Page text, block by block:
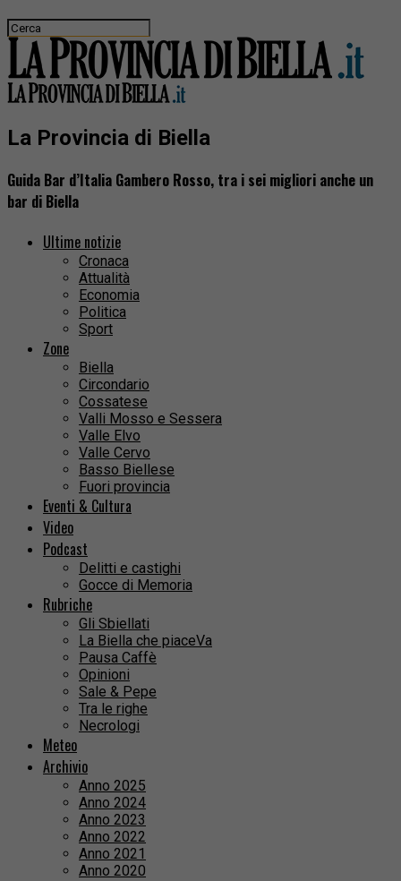
La Provincia di Biella
Guida Bar d’Italia Gambero Rosso, tra i sei migliori anche un
bar di Biella
Ultime notizie
Cronaca
Attualità
Economia
Politica
Sport
Zone
Biella
Circondario
Cossatese
Valli Mosso e Sessera
Valle Elvo
Valle Cervo
Basso Biellese
Fuori provincia
Eventi & Cultura
Video
Podcast
Delitti e castighi
Gocce di Memoria
Rubriche
Gli Sbiellati
La Biella che piaceVa
Pausa Caffè
Opinioni
Sale & Pepe
Tra le righe
Necrologi
Meteo
Archivio
Anno 2025
Anno 2024
Anno 2023
Anno 2022
Anno 2021
Anno 2020